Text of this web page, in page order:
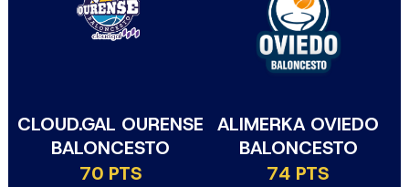
CLOUD.GAL OURENSE
BALONCESTO
70 PTS
ALIMERKA OVIEDO
BALONCESTO
74 PTS